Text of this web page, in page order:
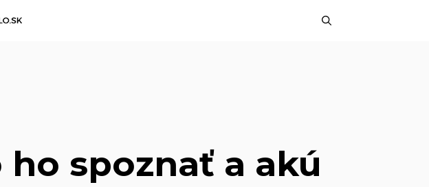
spoznať a akú